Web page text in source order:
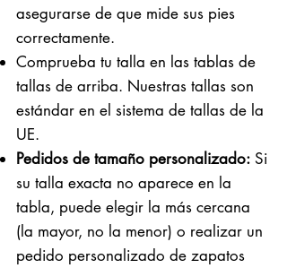
asegurarse de que mide sus pies
correctamente. ​​
Comprueba tu talla en las tablas de
tallas de arriba. Nuestras tallas son
estándar en el sistema de tallas de la
UE.
Pedidos de tamaño personalizado: Si
su talla exacta no aparece en la
tabla, puede elegir la más cercana
(la mayor, no la menor) o realizar un
pedido personalizado de zapatos